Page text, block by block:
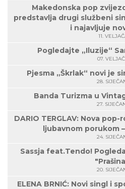
Makedonska pop
predstavlja drugi službeni
i najavljuje
11.
Pogledajte „Iluzije“
07.
Pjesma „Škrlak“ novi je
28.
Banda Turizma u
27.
DARIO TERGLAV: Nova
ljubavnom porukom
24.
Sassja feat.Tendo!
20.
ELENA BRNIĆ: Novi singl i